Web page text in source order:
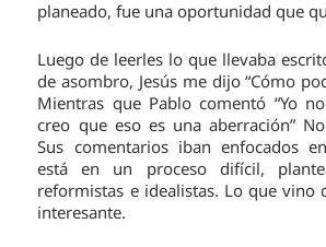
planeado, fue una oportunidad que
Luego de leerles lo que llevaba
de asombro, Jesús me dijo “Cómo
Mientras que Pablo comentó “Yo
creo que eso es una aberración”
Sus comentarios iban enfocados
está en un proceso difícil,
reformistas e idealistas. Lo que vino
interesante.